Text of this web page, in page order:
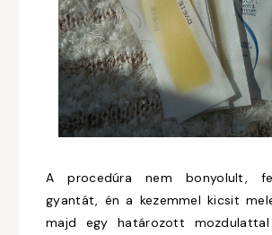
A procedúra nem bonyolult,
gyantát, én a kezemmel kicsit
majd egy határozott mozdulattal